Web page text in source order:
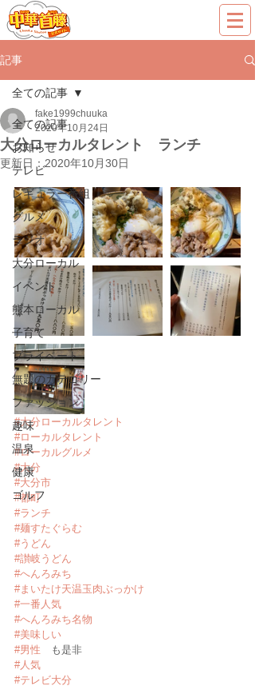
記事
全ての記事
お知らせ
テレビ
レギュラー番組
グルメ
ラジオ
大分ローカル
イベント
熊本ローカル
子育て
プライベート
無題のカテゴリー
ファッション
趣味
温泉
健康
ゴルフ
全ての記事
大分ローカルタレント ランチ
fake1999chuuka
2020年10月24日
更新日：2020年10月30日
#大分ローカルタレント
#ローカルタレント
#ローカルグルメ
#大分
#大分市
#都町
#ランチ
#麺すたぐらむ
#うどん
#讃岐うどん
#へんろみち
#まいたけ天温玉肉ぶっかけ
#一番人気
#へんろみち名物
#美味しい
#男性 も是非
#人気
#テレビ大分